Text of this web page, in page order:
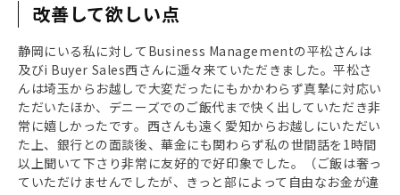
改善して欲しい点
静岡にいる私に対してBusiness Managementの平松さんは
及びi Buyer Sales西さんに遥々来ていただきました。平松さ
んは埼玉からお越しで大変だったにもかかわらず真摯に対応い
ただいたほか、デニーズでのご飯代まで快く出していただき非
常に嬉しかったです。西さんも遠く愛知からお越しにいただい
た上、銀行との面談後、華金にも関わらず私の世間話を1時間
以上聞いて下さり非常に友好的で好印象でした。（ご飯は奢っ
ていただけませんでしたが、きっと部によって自由なお金が違